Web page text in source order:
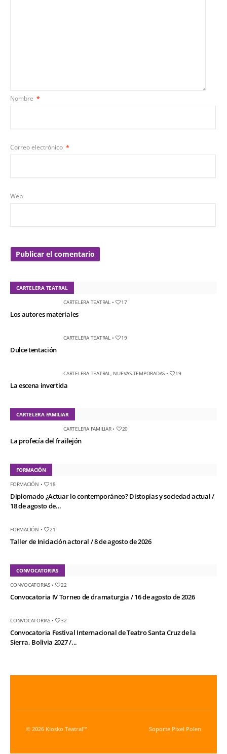
Nombre *
Correo electrónico *
Web
CARTELERA TEATRAL
CARTELERA TEATRAL • 17
Los autores materiales
CARTELERA TEATRAL • 19
Dulce tentación
CARTELERA TEATRAL NUEVAS TEMPORADAS • 19
La escena invertida
CARTELERA FAMILIAR
CARTELERA FAMILIAR• 20
La profecía del frailejón
FORMACIÓN
FORMACIÓN • 18
Diplomado ¿Actuar lo contemporáneo? Distopías y sociedad actual /
18 de agosto de...
FORMACIÓN • 21
Taller de Iniciación actoral / 8 de agosto de 2026
CONVOCATORIAS
CONVOCATORIAS• 22
Convocatoria IV Torneo de dramaturgia / 16 de agosto de 2026
CONVOCATORIAS• 32
Convocatoria Festival Internacional de Teatro Santa Cruz de la
Sierra, Bolivia 2027 /...
© 2026 Kiosko Teatral™ Soporte Pixel Polen